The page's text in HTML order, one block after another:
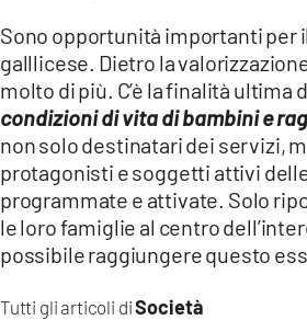
Tutti gli articoli diSocietà
Sono opportunità importanti per
galllicese. Dietro la
molto di più. C’è la finalità ultima
condizioni di vita di bambini e
non solo destinatari dei servizi,
protagonisti e soggetti attivi
programmate e attivate. Solo
le loro famiglie al centro
possibile raggiungere questo